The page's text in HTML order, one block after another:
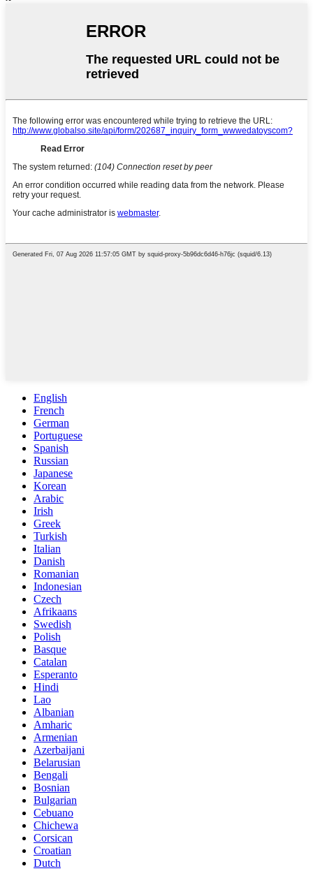
English
French
German
Portuguese
Spanish
Russian
Japanese
Korean
Arabic
Irish
Greek
Turkish
Italian
Danish
Romanian
Indonesian
Czech
Afrikaans
Swedish
Polish
Basque
Catalan
Esperanto
Hindi
Lao
Albanian
Amharic
Armenian
Azerbaijani
Belarusian
Bengali
Bosnian
Bulgarian
Cebuano
Chichewa
Corsican
Croatian
Dutch